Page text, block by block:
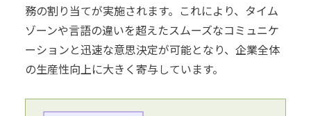
務の割り当てが実施されます。これにより、タイム
ゾーンや言語の違いを超えたスムーズなコミュニケ
ーションと迅速な意思決定が可能となり、企業全体
の生産性向上に大きく寄与しています。